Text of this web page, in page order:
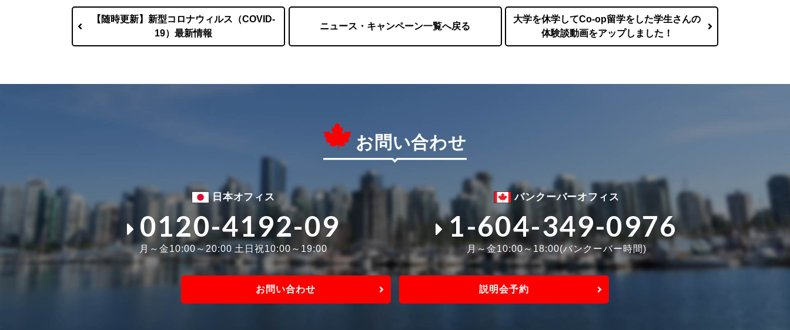
【随時更新】新型コロナウィルス（COVID-
19）最新情報
ニュース・キャンペーン一覧へ戻る
大学を休学してCo-op留学をした学生さんの
体験談動画をアップしました！
お問い合わせ
日本オフィス
0120-4192-09
月～金10:00～20:00 土日祝10:00～19:00
バンクーバーオフィス
1-604-349-0976
月～金10:00～18:00(バンクーバー時間)
お問い合わせ 説明会予約